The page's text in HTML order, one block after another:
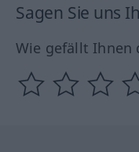
Sagen Sie uns
Wie gefällt Ihnen